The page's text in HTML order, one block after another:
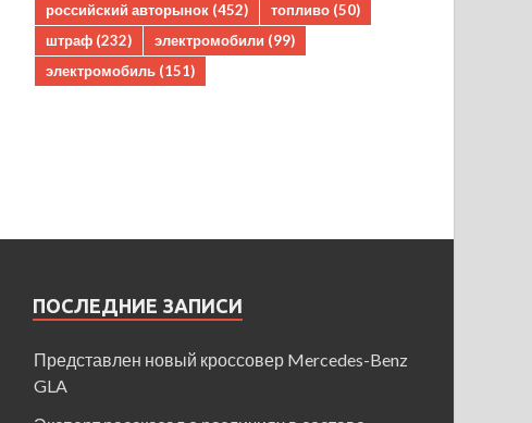
российский авторынок (452) топливо (50)
штраф (232) электромобили (99)
электромобиль (151)
ПОСЛЕДНИЕ ЗАПИСИ
Представлен новый кроссовер Mercedes-Benz
GLA